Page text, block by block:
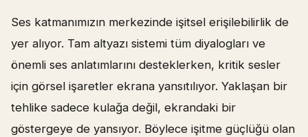
Ses katmanımızın merkezinde işitsel erişilebilirlik de
yer alıyor. Tam altyazı sistemi tüm diyalogları ve
önemli ses anlatımlarını desteklerken, kritik sesler
için görsel işaretler ekrana yansıtılıyor. Yaklaşan bir
tehlike sadece kulağa değil, ekrandaki bir
göstergeye de yansıyor. Böylece işitme güçlüğü olan